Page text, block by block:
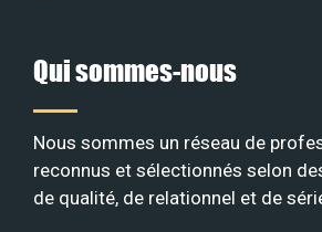
Qui sommes-nous
Nous sommes un réseau de
reconnus et sélectionnés selon
de qualité, de relationnel et de